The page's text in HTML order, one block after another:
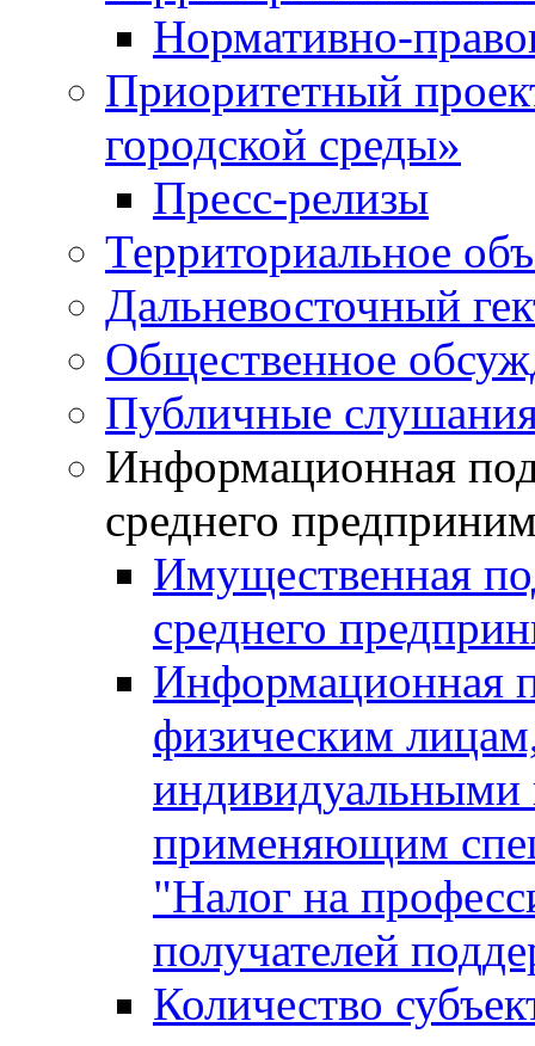
Нормативно-
Приоритетный
городской среды»
Пресс-релизы
Территориальное
Дальневосточный
Общественное
Публичные
Информационная
среднего
Имущественная
среднего
Информационная
физическим
индивидуальными
применяющим
"Налог на
получателей
Количество